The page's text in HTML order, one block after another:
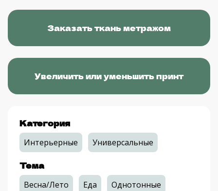
Заказать ткань метражом
Увеличить или уменьшить принт
Категория
Интерьерные Универсальные
Тема
Весна/Лето Еда Однотонные